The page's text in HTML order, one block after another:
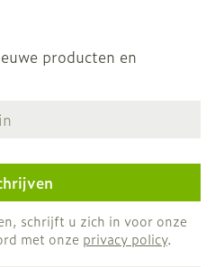
producten en
schrijft u zich in voor onze
met onze privacy policy.